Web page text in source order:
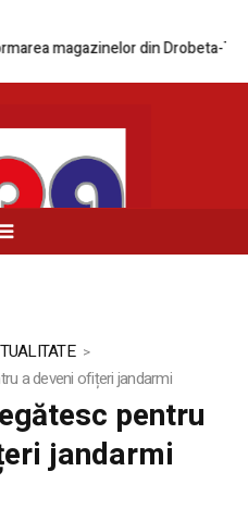
magazinelor din Drobeta-
a deveni ofițeri jandarmi
pentru
jandarmi